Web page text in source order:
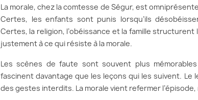
La morale, chez la comtesse de Ségur, est
Certes, les enfants sont punis lorsqu’ils
Certes, la religion, l’obéissance et la famille
justement à ce qui résiste à la morale.
Les scènes de faute sont souvent plus
fascinent davantage que les leçons qui les suivent.
des gestes interdits. La morale vient refermer